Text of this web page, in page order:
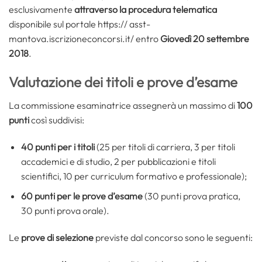
esclusivamente attraverso la procedura telematica
disponibile sul portale https:// asst-
mantova.iscrizioneconcorsi.it/ entro Giovedì 20 settembre
2018.
Valutazione dei titoli e prove d’esame
La commissione esaminatrice assegnerà un massimo di100
punticosì suddivisi:
40 punti per i titoli(25 per titoli di carriera, 3 per titoli
accademici e di studio, 2 per pubblicazioni e titoli
scientifici, 10 per curriculum formativo e professionale);
60 punti per le prove d’esame(30 punti prova pratica,
30 punti prova orale).
Le prove di selezione previste dal concorso sono le seguenti: